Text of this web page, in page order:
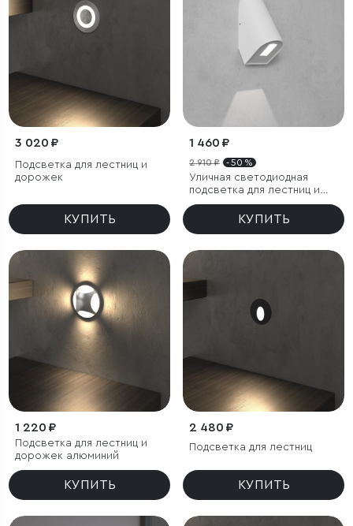
3 020 ₽
Подсветка для лестниц и
дорожек
КУПИТЬ
1 460 ₽
2 910 ₽ - 50 %
Уличная светодиодная
подсветка для лестниц и
дорожек
КУПИТЬ
1 220 ₽
Подсветка для лестниц и
дорожек алюминий
КУПИТЬ
2 480 ₽
Подсветка для лестниц
КУПИТЬ